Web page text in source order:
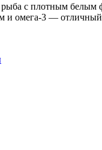
с плотным белым
и омега‑3 —